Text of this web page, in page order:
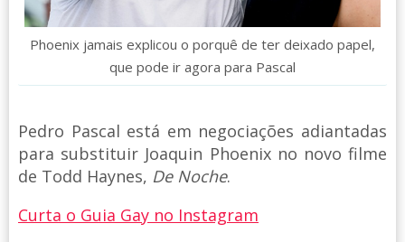
Phoenix jamais explicou o porquê de ter deixado papel,
que pode ir agora para Pascal
Pedro Pascal está em negociações adiantadas
para substituir Joaquin Phoenix no novo filme
de Todd Haynes, De Noche.
Curta o Guia Gay no Instagram